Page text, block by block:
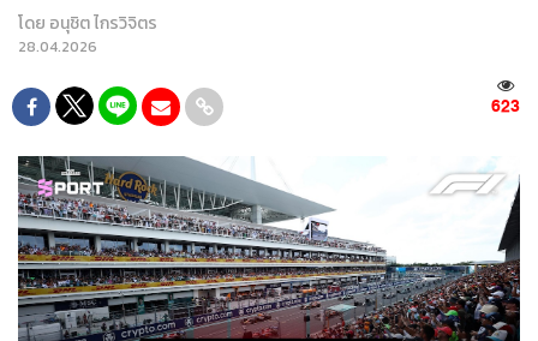
โดย อนุชิต ไกรวิจิตร
28.04.2026
623